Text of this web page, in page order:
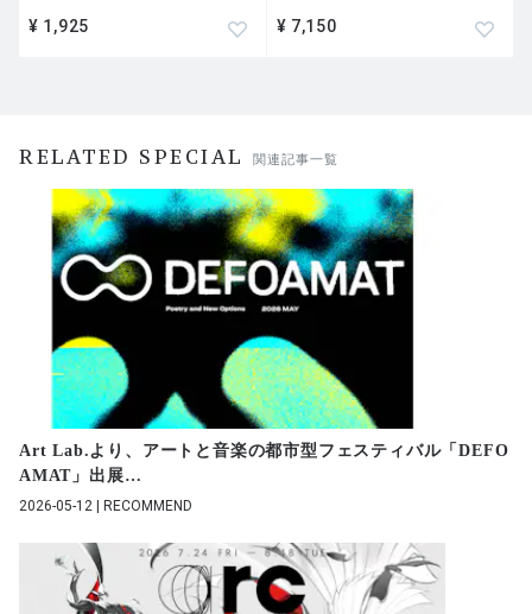
¥ 1,925 ¥ 7,150
RELATED SPECIAL 関連記事一覧
Art Lab.より、アートと音楽の都市型フェスティバル「DEFO
AMAT」出展…
2026-05-12 | RECOMMEND